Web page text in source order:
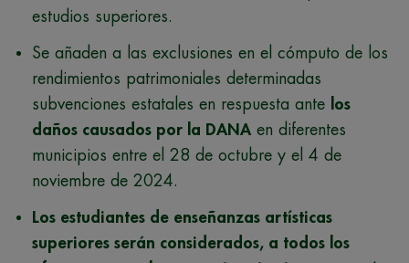
estudios superiores.
Se añaden a las exclusiones en el cómputo de los
rendimientos patrimoniales determinadas
subvenciones estatales en respuesta ante
los
daños causados por la DANA en diferentes
municipios entre el 28 de octubre y el 4 de
noviembre de 2024.
Los estudiantes de enseñanzas artísticas
superiores serán considerados, a todos los